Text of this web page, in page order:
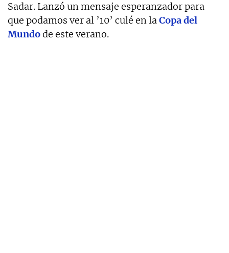
Sadar. Lanzó un mensaje esperanzador para
que podamos ver al ’10’ culé en laCopa del
Mundode este verano.